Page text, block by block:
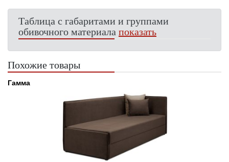
Таблица с габаритами и группами
обивочного материалапоказать
Похожие товары
Гамма